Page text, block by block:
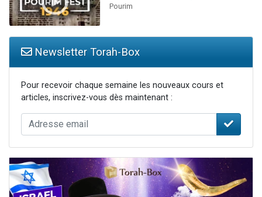
Pourim
Newsletter Torah-Box
Pour recevoir chaque semaine les nouveaux cours et
articles, inscrivez-vous dès maintenant :